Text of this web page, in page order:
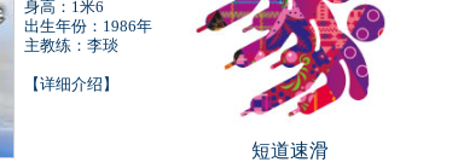
身高：1米6
出生年份：1986年
主教练：李琰
【详细介绍】
短道速滑